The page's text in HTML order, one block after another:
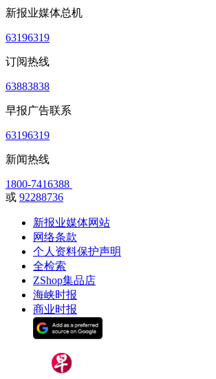
新报业媒体总机
63196319
订阅热线
63883838
早报广告联系
63196319
新闻热线
1800-7416388
或 92288736
新报业媒体网站
网络条款
个人资料保护声明
全检索
ZShop集品店
海峡时报
商业时报